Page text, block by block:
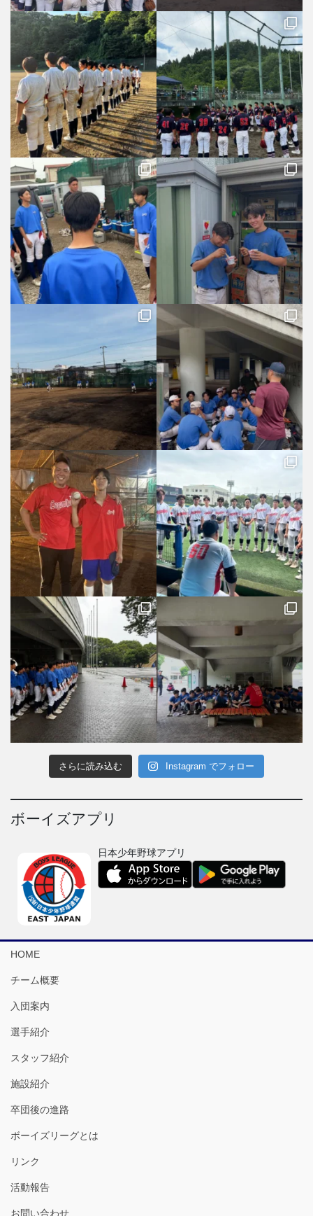
さらに読み込む Instagram でフォロー
ボーイズアプリ
日本少年野球アプリ
HOME
チーム概要
入団案内
選手紹介
スタッフ紹介
施設紹介
卒団後の進路
ボーイズリーグとは
リンク
活動報告
お問い合わせ